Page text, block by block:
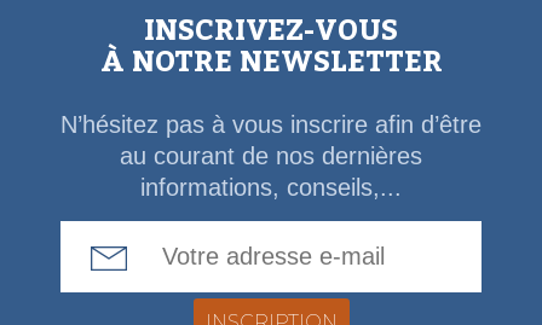
INSCRIVEZ-VOUS
À NOTRE NEWSLETTER
N’hésitez pas à vous inscrire afin d’être
au courant de nos dernières
informations, conseils,...